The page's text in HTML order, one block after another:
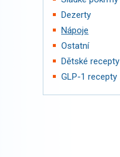
Dezerty
Nápoje
Ostatní
Dětské recepty
GLP-1 recepty